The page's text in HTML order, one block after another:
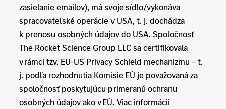
zasielanie emailov), má svoje sídlo/vykonáva
spracovateľské operácie v USA, t. j. dochádza
k prenosu osobných údajov do USA. Spoločnosť
The Rocket Science Group LLC sa certifikovala
v rámci tzv. EU-US Privacy Schield mechanizmu – t.
j. podľa rozhodnutia Komisie EÚ je považovaná za
spoločnosť poskytujúcu primeranú ochranu
osobných údajov ako v EÚ. Viac informácii